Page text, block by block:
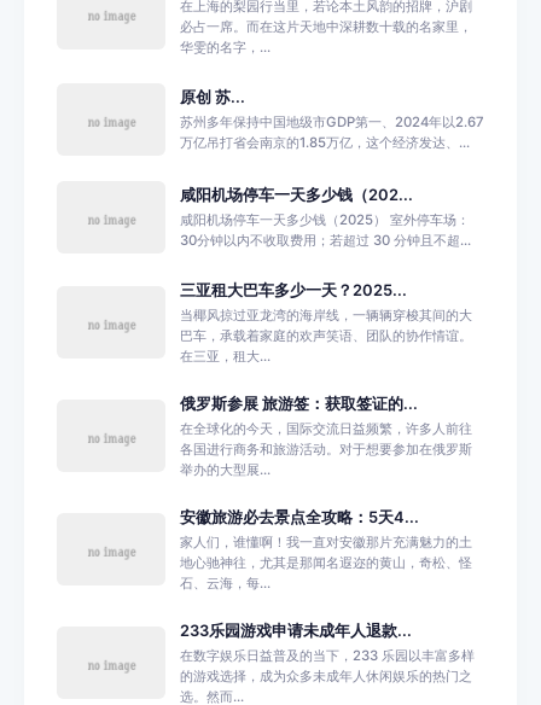
在上海的梨园行当里，若论本土风韵的招牌，沪剧
必占一席。而在这片天地中深耕数十载的名家里，
华雯的名字，...
原创 苏...
苏州多年保持中国地级市GDP第一、2024年以2.67
万亿吊打省会南京的1.85万亿，这个经济发达、...
咸阳机场停车一天多少钱（202...
咸阳机场停车一天多少钱（2025） 室外停车场：
30分钟以内不收取费用；若超过 30 分钟且不超...
三亚租大巴车多少一天？2025...
当椰风掠过亚龙湾的海岸线，一辆辆穿梭其间的大
巴车，承载着家庭的欢声笑语、团队的协作情谊。
在三亚，租大...
俄罗斯参展 旅游签：获取签证的...
在全球化的今天，国际交流日益频繁，许多人前往
各国进行商务和旅游活动。对于想要参加在俄罗斯
举办的大型展...
安徽旅游必去景点全攻略：5天4...
家人们，谁懂啊！我一直对安徽那片充满魅力的土
地心驰神往，尤其是那闻名遐迩的黄山，奇松、怪
石、云海，每...
233乐园游戏申请未成年人退款...
在数字娱乐日益普及的当下，233 乐园以丰富多样
的游戏选择，成为众多未成年人休闲娱乐的热门之
选。然而...